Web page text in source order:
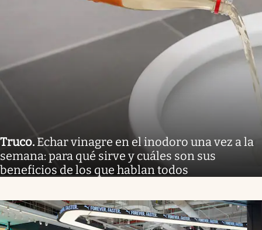
Truco. Echar vinagre en el inodoro una vez a la
semana: para qué sirve y cuáles son sus
beneficios de los que hablan todos